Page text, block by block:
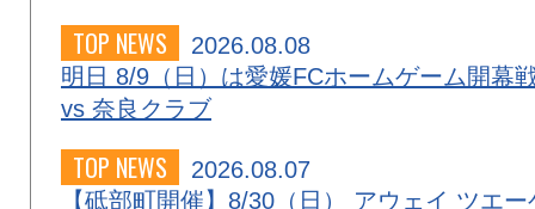
TOP NEWS
2026.08.08
明日 8/9（日）は愛媛FCホームゲーム開幕
vs 奈良クラブ
TOP NEWS
2026.08.07
【砥部町開催】8/30（日） アウェイ ツエー